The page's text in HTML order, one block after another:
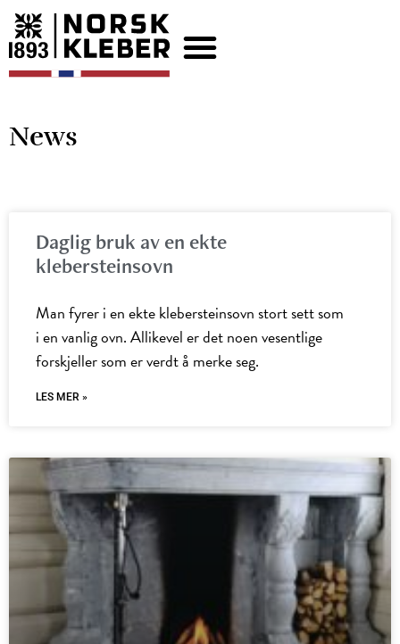
News
Daglig bruk av en ekte
klebersteinsovn
Man fyrer i en ekte klebersteinsovn stort sett som
i en vanlig ovn. Allikevel er det noen vesentlige
forskjeller som er verdt å merke seg.
LES MER »